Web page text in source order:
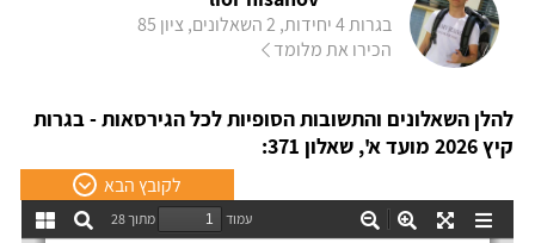
בגרות 4 יחידות, 2 השאלונים, ציון 85
הכירו את מלומד
להלן השאלונים והתשובות הסופיות לכל הגירסאות - בגרות
קיץ 2026 מועד א', שאלון 371:
לקובץ הבא